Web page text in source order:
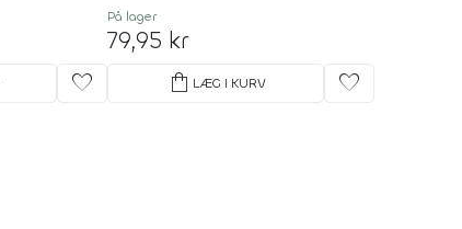
favorite
På lager
79,95 kr
shopping_bag LÆG I KURV favorite